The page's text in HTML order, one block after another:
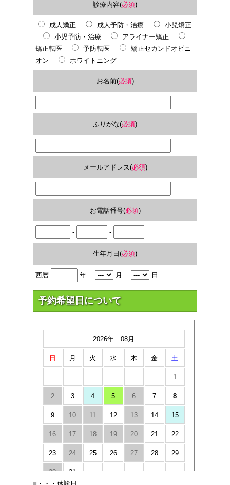
診療内容(必須)
成人矯正 成人予防・治療
小児矯正
小児予防・治療
アライナー矯正
矯正転医
予防転医
矯正セカンドオピニ
オン
ホワイトニング
お名前(必須)
ふりがな(必須)
メールアドレス(必須)
お電話番号(必須)
- -
生年月日(必須)
西暦 年 月 日
予約希望日について
2026年 08月
日 月 火 水 木 金 土
1
2 3 4 5 6 7 8
9 10 11 12 13 14 15
16 17 18 19 20 21 22
23 24 25 26 27 28 29
30
31